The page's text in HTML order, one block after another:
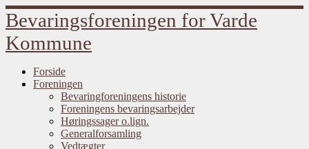
Fortsæt
til
indhold
Bevaringsforeningen for Varde
Kommune
Forside
Foreningen
Bevaringforeningens historie
Foreningens bevaringsarbejder
Høringssager o.lign.
Generalforsamling
Vedtægter